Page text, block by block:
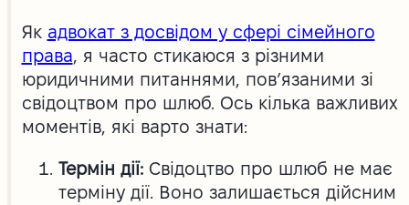
Як адвокат з досвідом у сфері сімейного
права, я часто стикаюся з різними
юридичними питаннями, пов’язаними зі
свідоцтвом про шлюб. Ось кілька важливих
моментів, які варто знати:
Термін дії:Свідоцтво про шлюб не має
терміну дії. Воно залишається дійсним